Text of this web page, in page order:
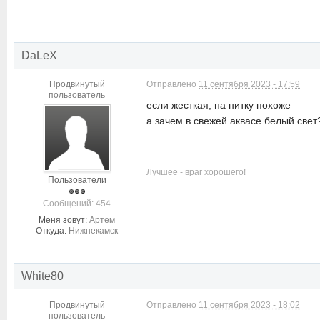
DaLeX
Продвинутый
пользователь
Пользователи
Cообщений: 454
Меня зовут: Артем
Откуда: Нижнекамск
Отправлено 11 сентября 2023 - 17:59
если жесткая, на нитку похоже
а зачем в свежей аквасе белый
Лучшее - враг хорошего!
White80
Продвинутый
пользователь
Отправлено 11 сентября 2023 - 18:02